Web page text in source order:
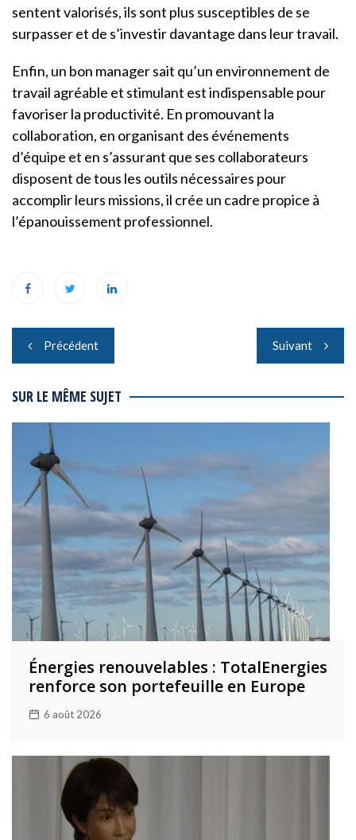
sentent valorisés, ils sont plus susceptibles de se
surpasser et de s’investir davantage dans leur travail.
Enfin, un bon manager sait qu’un environnement de
travail agréable et stimulant est indispensable pour
favoriser la productivité. En promouvant la
collaboration, en organisant des événements
d’équipe et en s’assurant que ses collaborateurs
disposent de tous les outils nécessaires pour
accomplir leurs missions, il crée un cadre propice à
l’épanouissement professionnel.
Navigation
de
l’article
Précédent Suivant
SUR LE MÊME SUJET
Énergies renouvelables : TotalEnergies
renforce son portefeuille en Europe
6 août 2026